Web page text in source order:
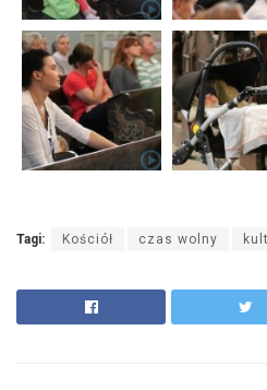
Tagi: Kościół czas wolny